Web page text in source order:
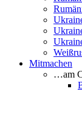
Mitmachen
…am